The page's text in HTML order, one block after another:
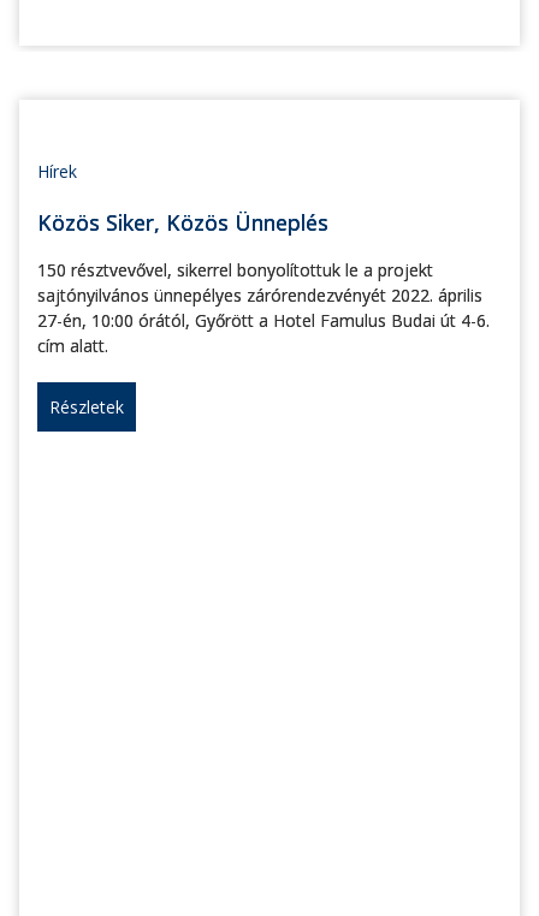
Hírek
Közös Siker, Közös Ünneplés
150 résztvevővel, sikerrel bonyolítottuk le a projekt
sajtónyilvános ünnepélyes zárórendezvényét 2022. április
27-én, 10:00 órától, Győrött a Hotel Famulus Budai út 4-6.
cím alatt.
Részletek